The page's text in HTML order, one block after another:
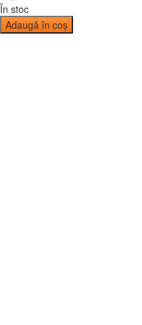
În stoc
Adaugă în coș